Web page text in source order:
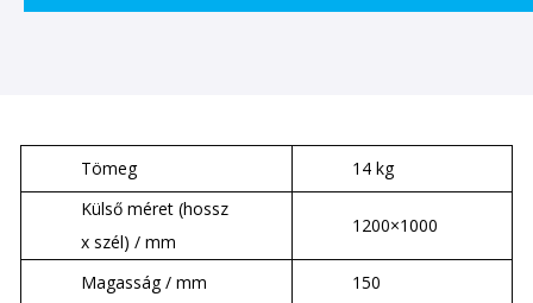
Tömeg
14 kg
Külső méret (hossz
x szél) / mm
1200×1000
Magasság / mm
150